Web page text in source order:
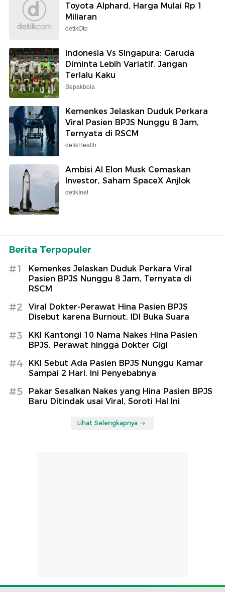
Toyota Alphard, Harga Mulai Rp 1
Miliaran
detikOto
Indonesia Vs Singapura: Garuda
Diminta Lebih Variatif, Jangan
Terlalu Kaku
Sepakbola
Kemenkes Jelaskan Duduk Perkara
Viral Pasien BPJS Nunggu 8 Jam,
Ternyata di RSCM
detikHealth
Ambisi AI Elon Musk Cemaskan
Investor, Saham SpaceX Anjlok
detikInet
Berita Terpopuler
#1
Kemenkes Jelaskan Duduk Perkara Viral
Pasien BPJS Nunggu 8 Jam, Ternyata di
RSCM
#2
Viral Dokter-Perawat Hina Pasien BPJS
Disebut karena Burnout, IDI Buka Suara
#3
KKI Kantongi 10 Nama Nakes Hina Pasien
BPJS, Perawat hingga Dokter Gigi
#4
KKI Sebut Ada Pasien BPJS Nunggu Kamar
Sampai 2 Hari, Ini Penyebabnya
#5
Pakar Sesalkan Nakes yang Hina Pasien BPJS
Baru Ditindak usai Viral, Soroti Hal Ini
Lihat Selengkapnya